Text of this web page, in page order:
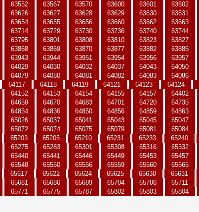
63552 63567 63570 63600 63601 63602
63626 63627 63628 63629 63630 63631
63654 63655 63656 63660 63662 63663
63714 63729 63730 63736 63740 63744
63795 63801 63808 63810 63823 63827
63868 63869 63870 63877 63882 63885
63943 63944 63951 63954 63956 63957
64029 64030 64032 64037 64043 64050
64079 64080 64081 64082 64083 64086
64117 64118 64119 64121 64123 64124
64152 64153 64154 64155 64157 64402
64659 64670 64683 64701 64720 64735
64834 64836 64850 64856 64859 64863
65026 65037 65041 65043 65045 65047
65072 65074 65075 65079 65081 65084
65203 65205 65210 65231 65233 65240
65275 65283 65301 65308 65316 65332
65440 65441 65446 65449 65453 65457
65548 65550 65556 65559 65560 65565
65617 65622 65624 65625 65630 65631
65681 65686 65689 65704 65706 65711
65771 65775 65787 65802 65803 65804